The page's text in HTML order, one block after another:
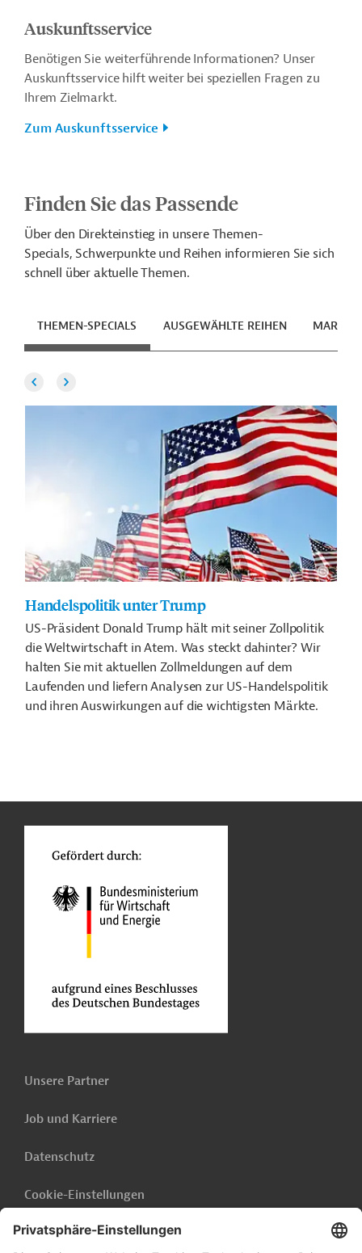
Auskunftsservice
Benötigen Sie weiterführende Informationen? Unser
Auskunftsservice hilft weiter bei speziellen Fragen zu
Ihrem Zielmarkt.
Zum Auskunftsservice
Finden Sie das Passende
Über den Direkteinstieg in unsere Themen-
Specials, Schwerpunkte und Reihen informieren Sie sich
schnell über aktuelle Themen.
THEMEN-SPECIALS AUSGEWÄHLTE REIHEN
Handelspolitik unter Trump
US-Präsident Donald Trump hält mit seiner Zollpolitik
die Weltwirtschaft in Atem. Was steckt dahinter? Wir
halten Sie mit aktuellen Zollmeldungen auf dem
Laufenden und liefern Analysen zur US-Handelspolitik
und ihren Auswirkungen auf die wichtigsten Märkte.
Unsere Partner
Job und Karriere
Datenschutz
Cookie-Einstellungen
Barrierefreiheit